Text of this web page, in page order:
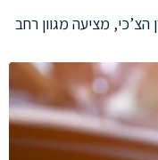
מציעה מגוון רחב